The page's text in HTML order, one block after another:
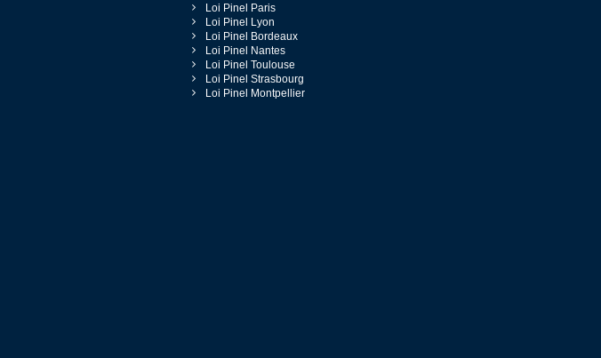
Loi Pinel Paris
Loi Pinel Lyon
Loi Pinel Bordeaux
Loi Pinel Nantes
Loi Pinel Toulouse
Loi Pinel Strasbourg
Loi Pinel Montpellier